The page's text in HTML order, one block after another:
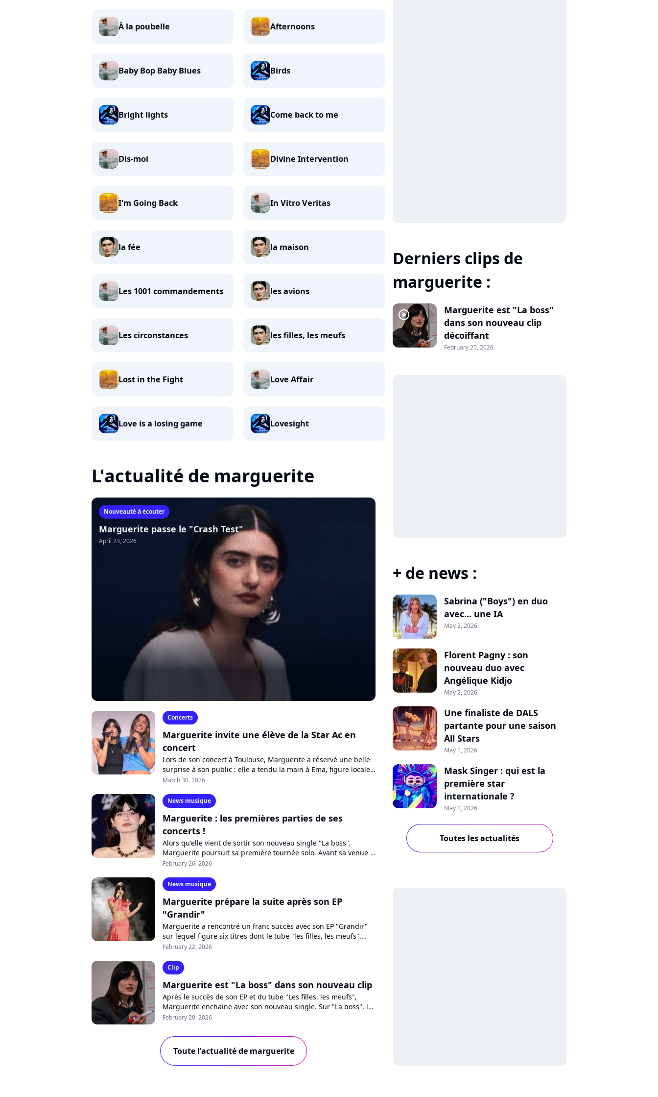
À la poubelle Afternoons
Baby Bop Baby Blues Birds
Bright lights Come back to me
Dis-moi Divine Intervention
I'm Going Back In Vitro Veritas
la fée la maison
Les 1001 commandements les avions
Les circonstances les filles, les meufs
Lost in the Fight Love Affair
Love is a losing game Lovesight
L'actualité de marguerite
Nouveauté à écouter
Marguerite passe le "Crash Test"
April 23, 2026
Concerts
Marguerite invite une élève de la Star Ac en
concert
Lors de son concert à Toulouse, Marguerite a réservé une belle
surprise à son public : elle a tendu la main à Ema, figure locale
passée elle aussi par...
March 30, 2026
News musique
Marguerite : les premières parties de ses
concerts !
Alors qu'elle vient de sortir son nouveau single "La boss",
Marguerite poursuit sa première tournée solo. Avant sa venue à
Rennes, Bordeaux ou Paris,...
February 26, 2026
News musique
Marguerite prépare la suite après son EP
"Grandir"
Marguerite a rencontré un franc succès avec son EP "Grandir"
sur lequel figure six titres dont le tube "les filles, les meufs".
Alors que son nouveau...
February 22, 2026
Clip
Marguerite est "La boss" dans son nouveau clip
Après le succès de son EP et du tube "Les filles, les meufs",
Marguerite enchaine avec son nouveau single. Sur "La boss", la
chanteuse change de style...
February 20, 2026
Toute l'actualité de marguerite
Derniers clips de
marguerite :
player2
Marguerite est "La boss"
dans son nouveau clip
décoiffant
February 20, 2026
+ de news :
Sabrina ("Boys") en duo
avec... une IA
May 2, 2026
Florent Pagny : son
nouveau duo avec
Angélique Kidjo
May 2, 2026
Une finaliste de DALS
partante pour une saison
All Stars
May 1, 2026
Mask Singer : qui est la
première star
internationale ?
May 1, 2026
Toutes les actualités